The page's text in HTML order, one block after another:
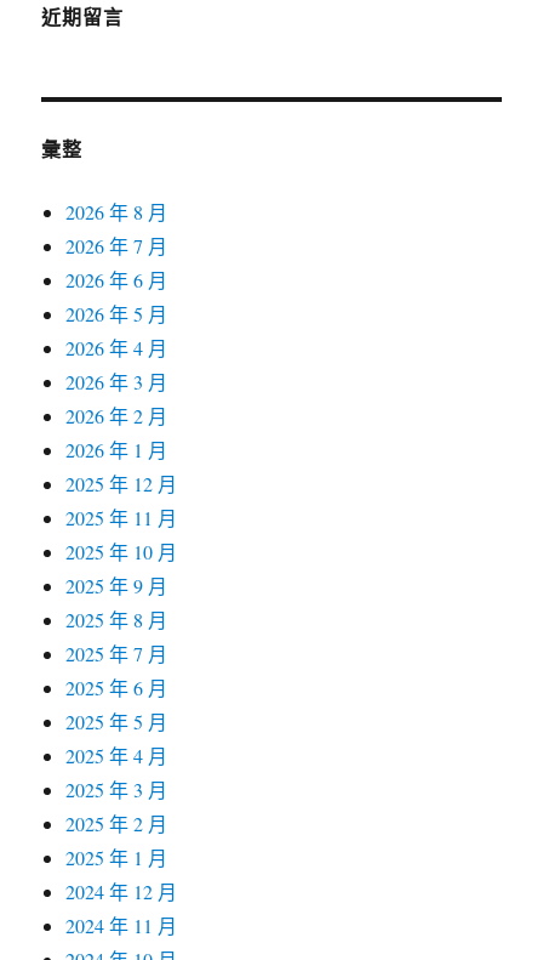
近期留言
彙整
2026 年 8 月
2026 年 7 月
2026 年 6 月
2026 年 5 月
2026 年 4 月
2026 年 3 月
2026 年 2 月
2026 年 1 月
2025 年 12 月
2025 年 11 月
2025 年 10 月
2025 年 9 月
2025 年 8 月
2025 年 7 月
2025 年 6 月
2025 年 5 月
2025 年 4 月
2025 年 3 月
2025 年 2 月
2025 年 1 月
2024 年 12 月
2024 年 11 月